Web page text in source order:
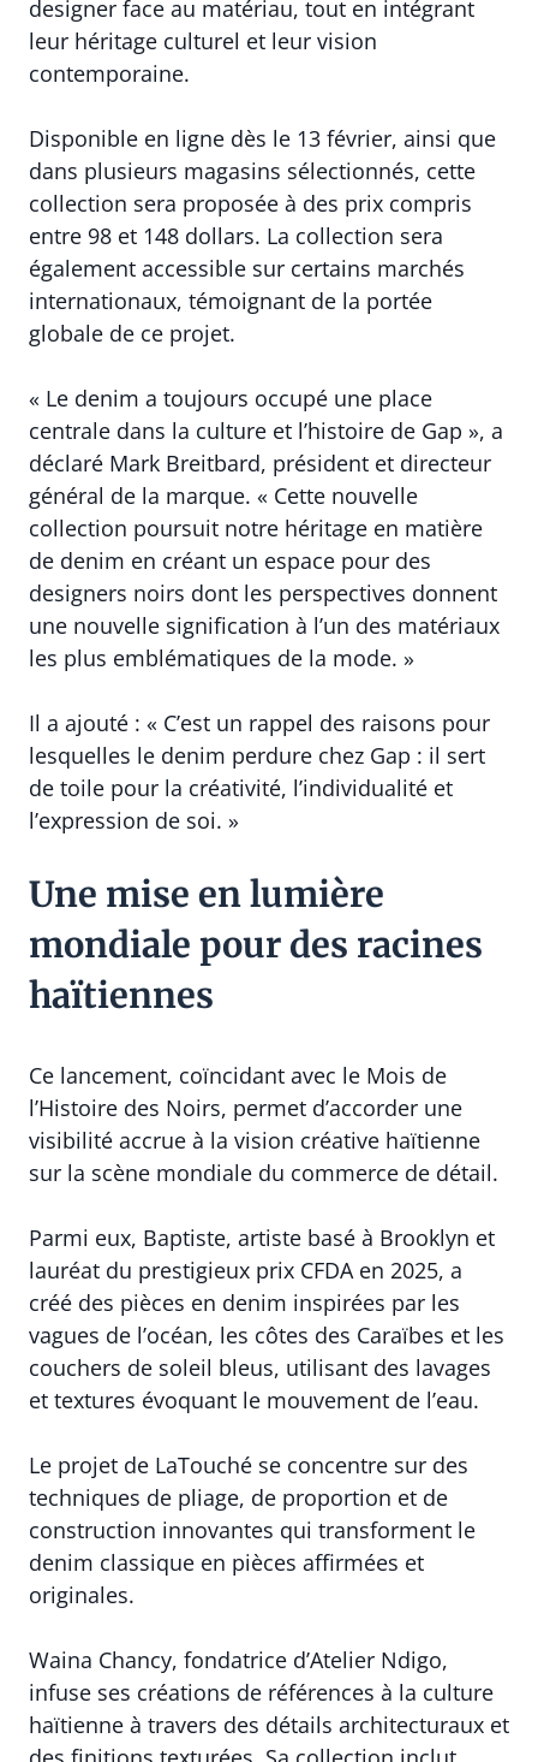
designer face au matériau, tout en intégrant
leur héritage culturel et leur vision
contemporaine.
Disponible en ligne dès le 13 février, ainsi que
dans plusieurs magasins sélectionnés, cette
collection sera proposée à des prix compris
entre 98 et 148 dollars. La collection sera
également accessible sur certains marchés
internationaux, témoignant de la portée
globale de ce projet.
« Le denim a toujours occupé une place
centrale dans la culture et l’histoire de Gap », a
déclaré Mark Breitbard, président et directeur
général de la marque. « Cette nouvelle
collection poursuit notre héritage en matière
de denim en créant un espace pour des
designers noirs dont les perspectives donnent
une nouvelle signification à l’un des matériaux
les plus emblématiques de la mode. »
Il a ajouté : « C’est un rappel des raisons pour
lesquelles le denim perdure chez Gap : il sert
de toile pour la créativité, l’individualité et
l’expression de soi. »
Une mise en lumière
mondiale pour des racines
haïtiennes
Ce lancement, coïncidant avec le Mois de
l’Histoire des Noirs, permet d’accorder une
visibilité accrue à la vision créative haïtienne
sur la scène mondiale du commerce de détail.
Parmi eux, Baptiste, artiste basé à Brooklyn et
lauréat du prestigieux prix CFDA en 2025, a
créé des pièces en denim inspirées par les
vagues de l’océan, les côtes des Caraïbes et les
couchers de soleil bleus, utilisant des lavages
et textures évoquant le mouvement de l’eau.
Le projet de LaTouché se concentre sur des
techniques de pliage, de proportion et de
construction innovantes qui transforment le
denim classique en pièces affirmées et
originales.
Waina Chancy, fondatrice d’Atelier Ndigo,
infuse ses créations de références à la culture
haïtienne à travers des détails architecturaux et